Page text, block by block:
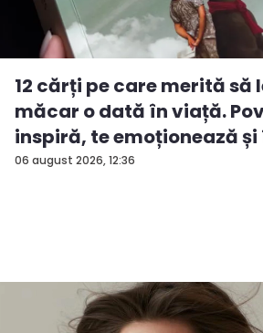
06 august 2026, 12:36
12 cărți pe care merită să
măcar o dată în viață.
inspiră, te emoționează